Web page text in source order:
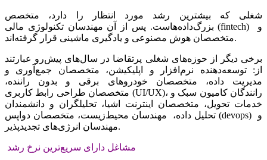
شغلی که بیشترین رشد مورد انتظار را دارد، متخصص
بزرگ‌‌‌داده‌‌‌هاست. پس از آن مهندسان تکنولوژی مالی (fintech) و
متخصصان هوش مصنوعی و یادگیری ماشینی قرار گرفته‌‌‌اند.
برخی دیگر از حوزه‌‌‌های شغلی پرتقاضا در سال‌های پیش‌‌‌رو عبارتند
از: توسعه‌‌‌دهنده نرم‌‌‌افزار و اپلیکیشن، متخصصان جمع‌‌‌آوری و
مدیریت داده، متخصصان خودروهای برقی و بدون راننده،
متخصصان طراحی رابط کاربری (UI/UX)، رانندگان کامیون سبک و
خدمات تحویل، متخصصان اینترنت اشیا، تحلیلگران و دانشمندان
تحلیل داده، ‌‌‌ مهندسان محیط‌‌‌زیست، متخصصان دواپس (devops) و
مهندسان انرژی‌‌‌های تجدیدپذیر.
مشاغل دارای سریع‌‌‌ترین نرخ رشد